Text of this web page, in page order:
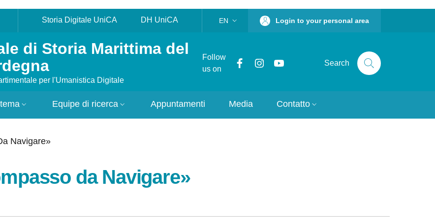
Storia Digitale UniCA DH UniCA
LANGUAGE SWITCHER: CURRENT LANGUAGE
EN Login to your personal area
di Storia Marittima del
per l'Umanistica Digitale
Follow
us on
FacebookInstagram Search
Equipe di ricerca Appuntamenti Media Contatto
Navigare»
da Navigare»